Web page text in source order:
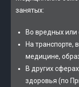
занятых:
Во вредных или
На
медицине,
В других
здоровья (по